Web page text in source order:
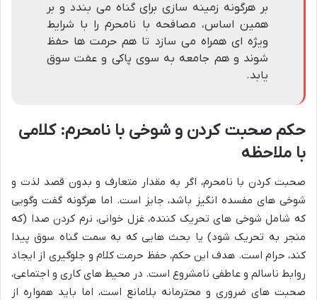
بر هرگونه زمینه سازی برای گناه می بندد و بر
همین اساس، مصافحه با نامحرم را با شرایط
ویژه ای همراه می سازد تا هم حرمت ها حفظ
شوند و هم جامعه به سوی پاکی و عفت سوق
یابد.
حکم صحبت کردن و شوخی با نامحرم: کلامی
با ملاحظه
صحبت کردن با نامحرم، اگر به مقدار متعارف و بدون قصد لذت و
شوخی های مفسده انگیز باشد، جایز است. اما هرگونه گفت وگویی
که شامل شوخی های تحریک کننده، غزل خوانی، نرم کردن صدا (که
منجر به تحریک شود) یا بحث هایی که به سمت گناه سوق پیدا
کند، حرام است. هدف این حکم، حفظ حرمت کلام و جلوگیری از ایجاد
روابط ناسالم و عاطفی نامشروع است. در محیط های کاری و اجتماعی،
صحبت های ضروری و محترمانه بلامانع است، اما باید همواره از